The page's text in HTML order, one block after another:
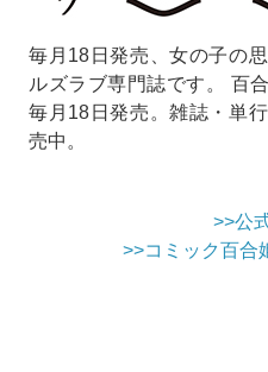
毎月18日発売、女の子の
ルズラブ専門誌です。 百
毎月18日発売。雑誌・単
売中。
>>公
>>コミック百合